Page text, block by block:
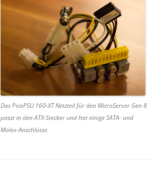
Das PicoPSU 160-XT Netzteil für den MicroServer Gen 8
passt in den ATX-Stecker und hat einige SATA- und
Molex-Anschlüsse.